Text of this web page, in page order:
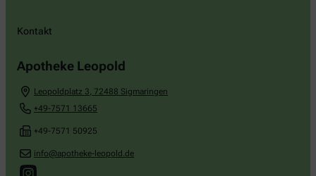
Kontakt
Apotheke Leopold
Leopoldplatz 3 72488 Sigmaringen
+49-7571 13665
+49-7571 50925
info@apotheke-leopold.de